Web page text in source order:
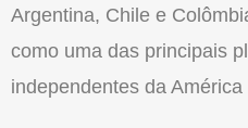
Argentina, Chile e
como uma das principais
independentes da